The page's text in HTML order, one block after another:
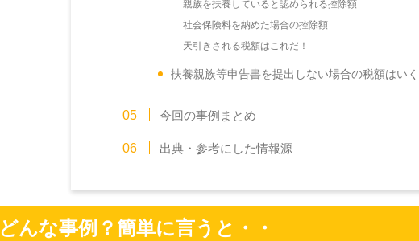
親族を扶養していると認められる控除額
社会保険料を納めた場合の控除額
天引きされる税額はこれだ！
扶養親族等申告書を提出しない場合の税額はいく
今回の事例まとめ
出典・参考にした情報源
どんな事例？簡単に言うと・・